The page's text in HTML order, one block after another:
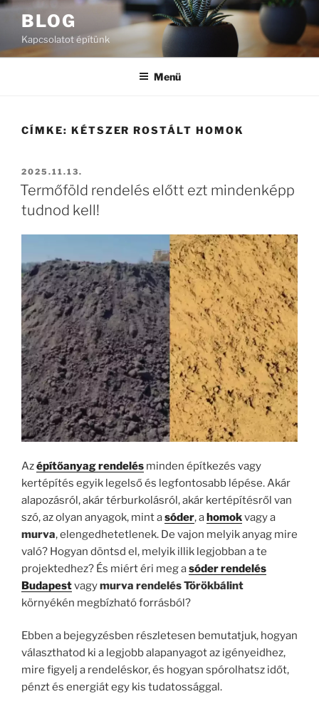
Tartalomhoz
BLOG
Kapcsolatot építünk
Menü
CÍMKE: KÉTSZER ROSTÁLT HOMOK
BEKÜLDVE:
2025.11.13.
Termőföld rendelés előtt ezt mindenképp
tudnod kell!
Azépítőanyag rendelés minden építkezés vagy
kertépítés egyik legelső és legfontosabb lépése. Akár
alapozásról, akár térburkolásról, akár kertépítésről van
szó, az olyan anyagok, mint asóder, ahomokvagy a
murva, elengedhetetlenek. De vajon melyik anyag mire
való? Hogyan döntsd el, melyik illik legjobban a te
projektedhez? És miért éri meg asóder rendelés
Budapestvagymurva rendelés Törökbálint
környékén megbízható forrásból?
Ebben a bejegyzésben részletesen bemutatjuk, hogyan
választhatod ki a legjobb alapanyagot az igényeidhez,
mire figyelj a rendeléskor, és hogyan spórolhatsz időt,
pénzt és energiát egy kis tudatossággal.